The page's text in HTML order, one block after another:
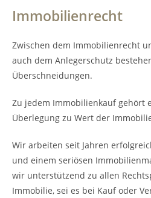
Immobilienrecht
Zwischen dem Immobilienrecht
auch dem Anlegerschutz
Überschneidungen.
Zu jedem Immobilienkauf gehört
Überlegung zu Wert der
Wir arbeiten seit Jahren
und einem seriösen
wir unterstützend zu allen
Immobilie, sei es bei Kauf oder